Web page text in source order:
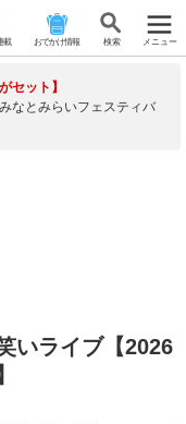
載 おでかけ情報 検 索 メニュー
セット】
なとみらいフェスティバ
いライブ【2026